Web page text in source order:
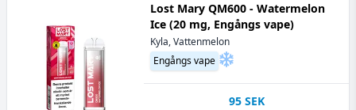
Lost Mary QM600 - Watermelon
Ice (20 mg, Engångs vape)
Kyla, Vattenmelon
Engångs vape
95 SEK